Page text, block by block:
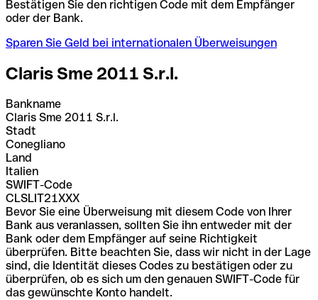
Bestätigen Sie den richtigen Code mit dem Empfänger
oder der Bank.
Sparen Sie Geld bei internationalen Überweisungen
Claris Sme 2011 S.r.l.
Bankname
Claris Sme 2011 S.r.l.
Stadt
Conegliano
Land
Italien
SWIFT-Code
CLSLIT21XXX
Bevor Sie eine Überweisung mit diesem Code von Ihrer
Bank aus veranlassen, sollten Sie ihn entweder mit der
Bank oder dem Empfänger auf seine Richtigkeit
überprüfen. Bitte beachten Sie, dass wir nicht in der Lage
sind, die Identität dieses Codes zu bestätigen oder zu
überprüfen, ob es sich um den genauen SWIFT-Code für
das gewünschte Konto handelt.